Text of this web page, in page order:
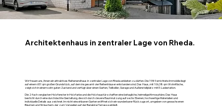
Architektenhaus in zentraler Lage von Rheda.
Wir freuen uns, Ihnen ein attraktives Reihenendhaus in zentraler Lage von Rheda anbieten zu dürfen. Die 1989 errichtete Immobilie liegt
auf einem 651 qm großen Grundstück, auf dem insgesamt vier Reihenhäuser entstanden sind. Das Haus, mit 106,38 qm Wohnfläche,
zeigt sich in einem sehr guten Zustand und verfügt über einen Garten, Teilkeller, Garage und Außenstellplatz mit E-Ladestation.
Die 2-fach verglasten Holzfenster in Holzfarbe und die Holzhaustür schaffen eine behagliche, heimeligeAtmosphäre. Das Haus
besticht durch eine durchdachte Gestaltung, die sich durch clevere Raumnutzung auf sechs Ebenen, hochwertige Materialien und
individuelle Details auszeichnet. Im nicht einsehbaren Garten eröffnet sich ein wunderbarer Rückzugsort, umgeben von gewachsenen
Bäumen und Sträuchern, der zum Verweilen auf der Bangkirai Terrasse einlädt.